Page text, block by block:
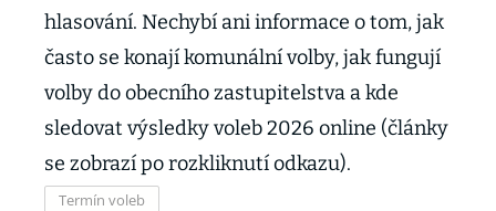
hlasování. Nechybí ani informace o tom, jak
často se konají komunální volby, jak fungují
volby do obecního zastupitelstva a kde
sledovat výsledky voleb 2026 online (články
se zobrazí po rozkliknutí odkazu).
Termín voleb